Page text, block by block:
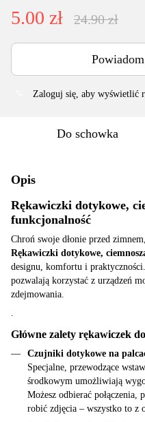
5.00 zł 24.90 zł
Zaloguj się , aby wyświetlić
Do schowka
Opis
Rękawiczki dotykowe,
funkcjonalność
Chroń swoje dłonie przed
Rękawiczki dotykowe,
designu, komfortu i praktyczności.
pozwalają korzystać z urządzeń
zdejmowania.
Główne zalety rękawiczek
Czujniki dotykowe na
Specjalne, przewodzące
środkowym umożliwiają
Możesz odbierać połączenia,
robić zdjęcia – wszystko to z